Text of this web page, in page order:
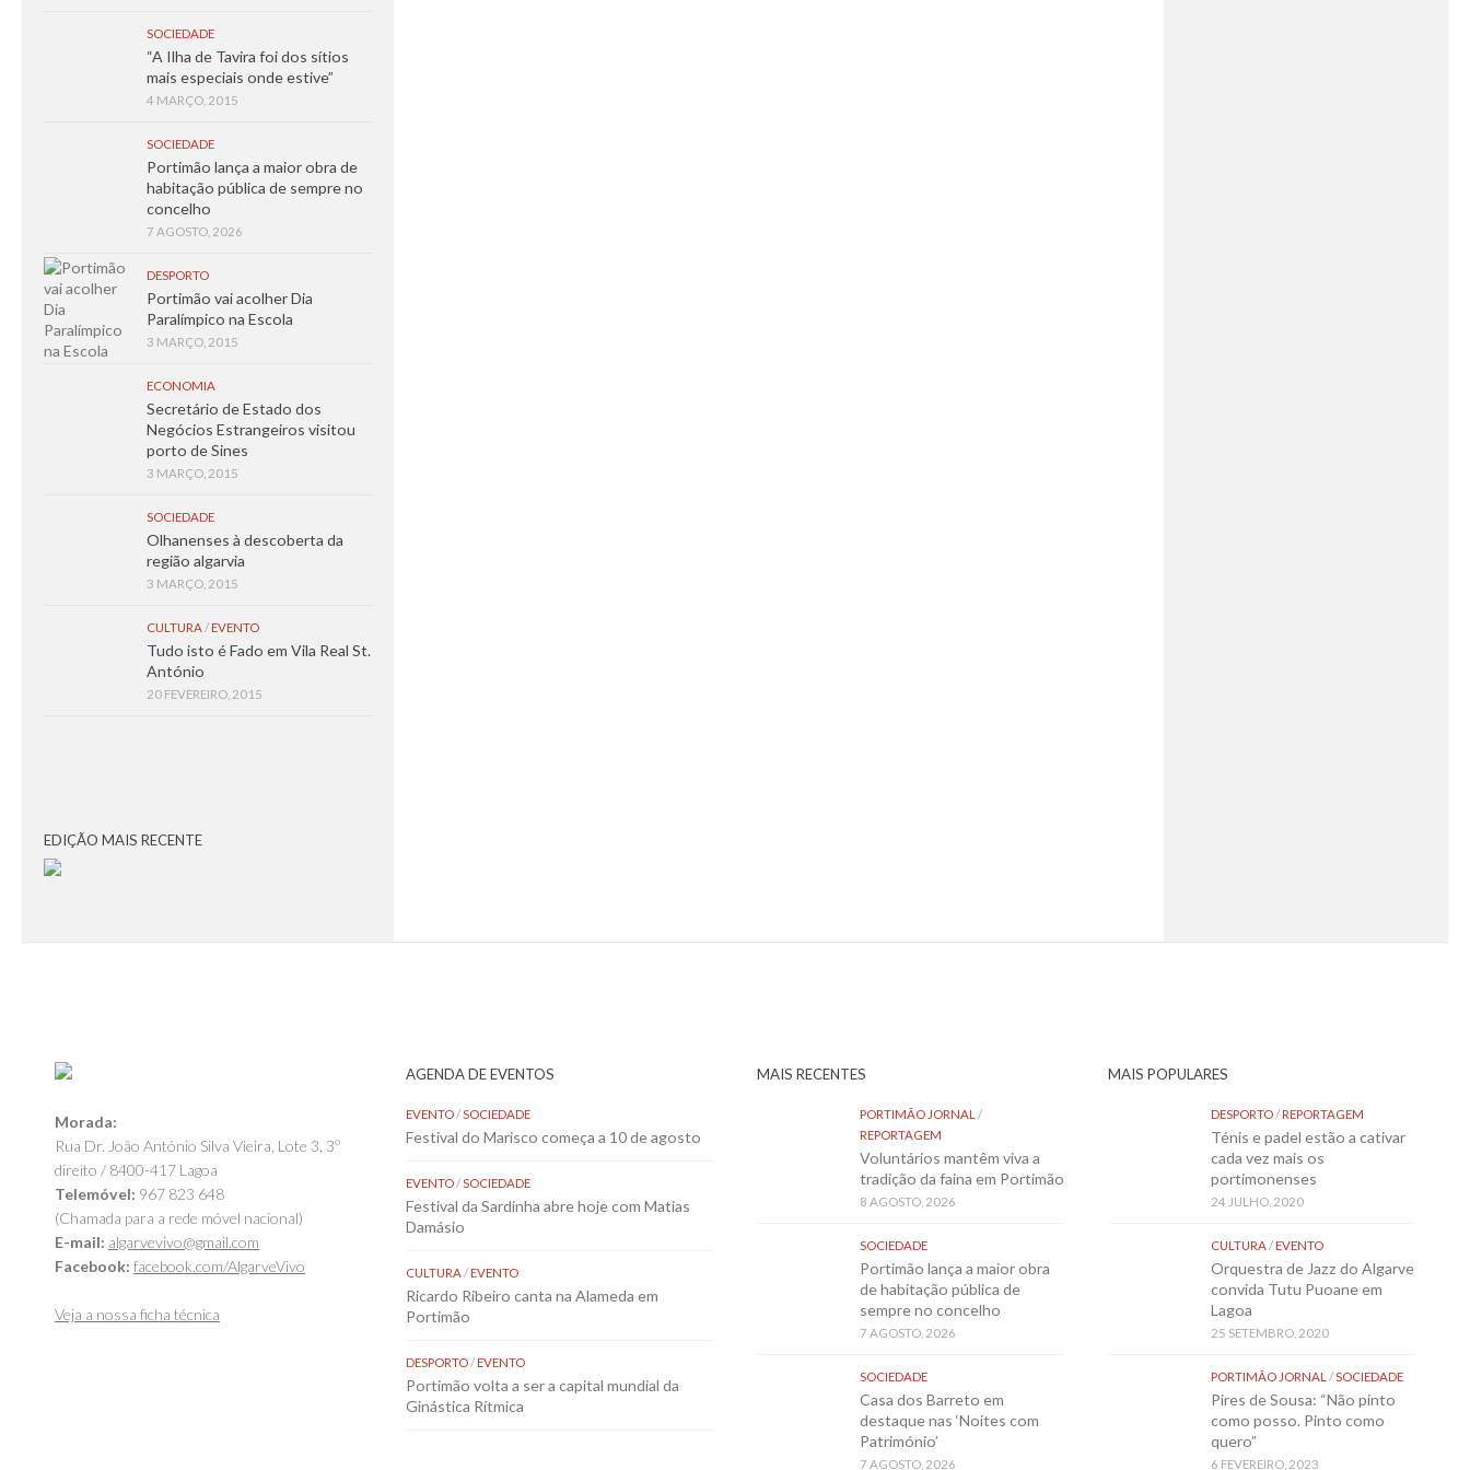
SOCIEDADE
“A Ilha de Tavira foi dos sítios
mais especiais onde estive”
4 MARÇO, 2015
SOCIEDADE
Portimão lança a maior obra de
habitação pública de sempre no
concelho
7 AGOSTO, 2026
DESPORTO
Portimão vai acolher Dia
Paralímpico na Escola
3 MARÇO, 2015
ECONOMIA
Secretário de Estado dos
Negócios Estrangeiros visitou
porto de Sines
3 MARÇO, 2015
SOCIEDADE
Olhanenses à descoberta da
região algarvia
3 MARÇO, 2015
CULTURA/ EVENTO
Tudo isto é Fado em Vila Real St.
António
20 FEVEREIRO, 2015
EDIÇÃO MAIS RECENTE
Morada:
Rua Dr. João António Silva Vieira, Lote 3, 3º
direito / 8400-417 Lagoa
Telemóvel: 967 823 648
(Chamada para a rede móvel nacional)
E-mail: algarvevivo@gmail.com
Facebook: facebook.com/AlgarveVivo
Veja a nossa ficha técnica
AGENDA DE EVENTOS
EVENTO/SOCIEDADE
Festival do Marisco começa a 10 de agosto
EVENTO/SOCIEDADE
Festival da Sardinha abre hoje com Matias
Damásio
CULTURA/EVENTO
Ricardo Ribeiro canta na Alameda em
Portimão
DESPORTO/EVENTO
Portimão volta a ser a capital mundial da
Ginástica Rítmica
MAIS RECENTES
PORTIMÃO JORNAL /
REPORTAGEM
Voluntários mantêm viva a
tradição da faina em Portimão
8 AGOSTO, 2026
SOCIEDADE
Portimão lança a maior obra
de habitação pública de
sempre no concelho
7 AGOSTO, 2026
SOCIEDADE
Casa dos Barreto em
destaque nas ‘Noites com
Património’
7 AGOSTO, 2026
MAIS POPULARES
DESPORTO/REPORTAGEM
Ténis e padel estão a cativar
cada vez mais os
portimonenses
24 JULHO, 2020
CULTURA/EVENTO
Orquestra de Jazz do Algarve
convida Tutu Puoane em
Lagoa
25 SETEMBRO, 2020
PORTIMÃO JORNAL /SOCIEDADE
Pires de Sousa: “Não pinto
como posso. Pinto como
quero”
6 FEVEREIRO, 2023